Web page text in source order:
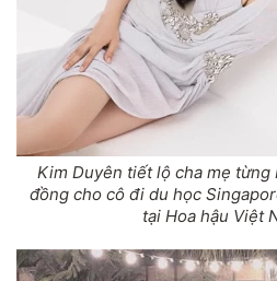
Kim Duyên tiết lộ cha mẹ
đồng cho cô đi du học
tại Hoa hậu Việt